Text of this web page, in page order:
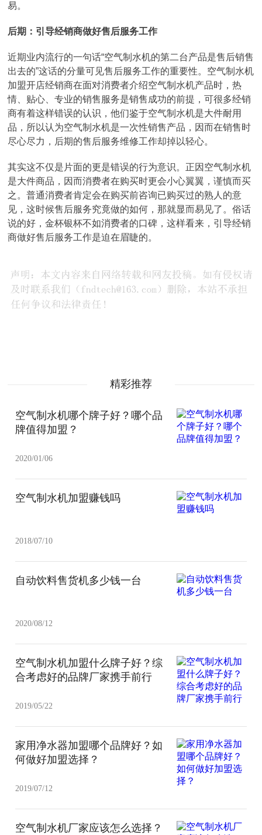
易。
后期：引导经销商做好售后服务工作
近期业内流行的一句话“空气制水机的第二台产品是售后销售
出去的”这话的分量可见售后服务工作的重要性。空气制水机
加盟开店经销商在面对消费者介绍空气制水机产品时，热
情、贴心、专业的销售服务是销售成功的前提，可很多经销
商有着这样错误的认识，他们鉴于空气制水机是大件耐用
品，所以认为空气制水机是一次性销售产品，因而在销售时
尽心尽力，后期的售后服务维修工作却掉以轻心。
其实这不仅是片面的更是错误的行为意识。正因空气制水机
是大件商品，因而消费者在购买时更会小心翼翼，谨慎而买
之。普通消费者肯定会在购买前咨询已购买过的熟人的意
见，这时候售后服务究竟做的如何，那就显而易见了。俗话
说的好，金杯银杯不如消费者的口碑，这样看来，引导经销
商做好售后服务工作是迫在眉睫的。
精彩推荐
空气制水机哪个牌子好？哪个品
牌值得加盟？
2020/01/06
空气制水机加盟赚钱吗
2018/07/10
自动饮料售货机多少钱一台
2020/08/12
空气制水机加盟什么牌子好？综
合考虑好的品牌厂家携手前行
2019/05/22
家用净水器加盟哪个品牌好？如
何做好加盟选择？
2019/07/12
空气制水机厂家应该怎么选择？